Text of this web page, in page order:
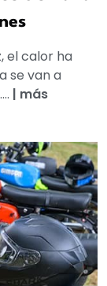
el calor ha
se van a
| más